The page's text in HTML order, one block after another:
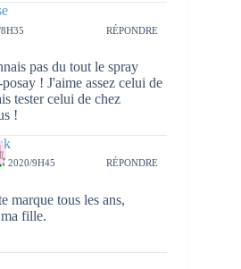
RÉPONDRE
pas du tout le spray
! J'aime assez celui de
tester celui de chez
!
2020/9H45 RÉPONDRE
marque tous les ans,
fille.